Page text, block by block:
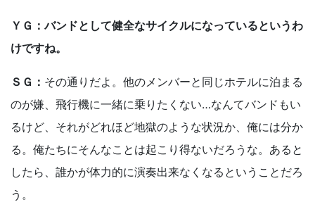
ＹＧ：バンドとして健全なサイクルになっているというわ
けですね。
ＳＧ： その通りだよ。他のメンバーと同じホテルに泊まる
のが嫌、飛行機に一緒に乗りたくない…なんてバンドもい
るけど、それがどれほど地獄のような状況か、俺には分か
る。俺たちにそんなことは起こり得ないだろうな。あると
したら、誰かが体力的に演奏出来なくなるということだろ
う。